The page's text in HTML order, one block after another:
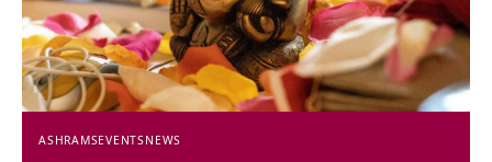
ASHRAMSEVENTSNEWS